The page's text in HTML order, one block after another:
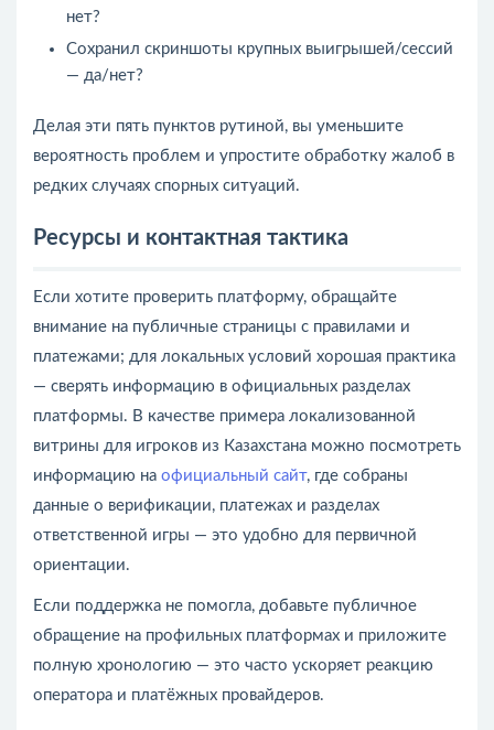
нет?
Сохранил скриншоты крупных выигрышей/сессий
— да/нет?
Делая эти пять пунктов рутиной, вы уменьшите
вероятность проблем и упростите обработку жалоб в
редких случаях спорных ситуаций.
Ресурсы и контактная тактика
Если хотите проверить платформу, обращайте
внимание на публичные страницы с правилами и
платежами; для локальных условий хорошая практика
— сверять информацию в официальных разделах
платформы. В качестве примера локализованной
витрины для игроков из Казахстана можно посмотреть
информацию на официальный сайт, где собраны
данные о верификации, платежах и разделах
ответственной игры — это удобно для первичной
ориентации.
Если поддержка не помогла, добавьте публичное
обращение на профильных платформах и приложите
полную хронологию — это часто ускоряет реакцию
оператора и платёжных провайдеров.